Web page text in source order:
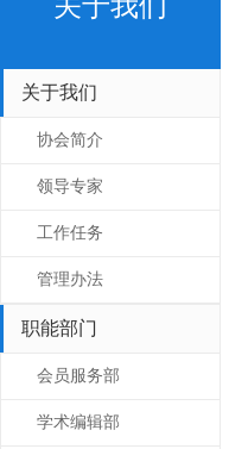
关于我们
协会简介
领导专家
工作任务
管理办法
职能部门
会员服务部
学术编辑部